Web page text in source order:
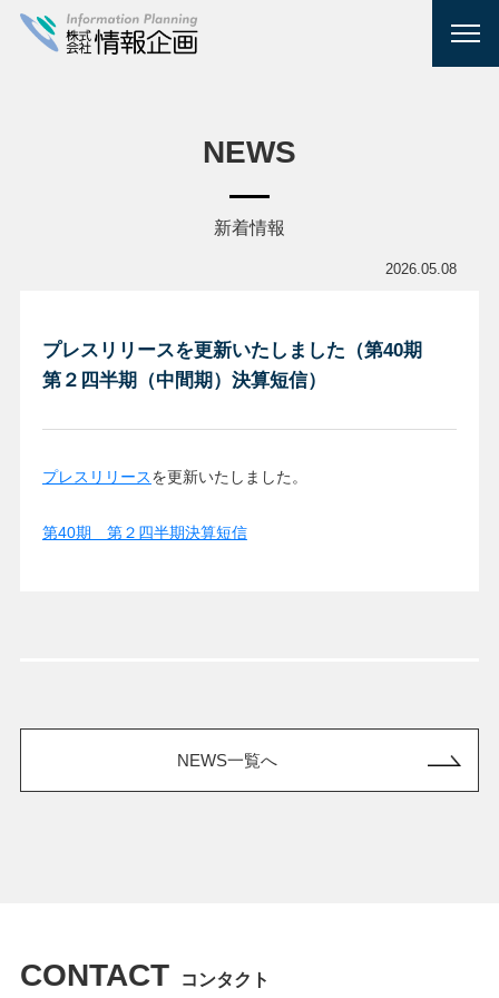
NEWS
新着情報
プレスリリースを更新いたしました（第40期
第２四半期（中間期）決算短信）
2026.05.08
プレスリリースを更新いたしました。
第40期 第２四半期決算短信
NEWS一覧へ
CONTACT コンタクト